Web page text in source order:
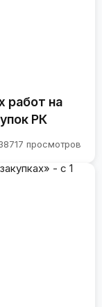
работ на
РК
просмотров